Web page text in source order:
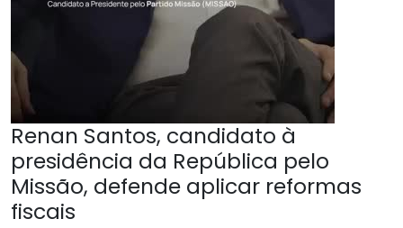
Renan Santos, candidato à
presidência da República pelo
Missão, defende aplicar reformas
fiscais